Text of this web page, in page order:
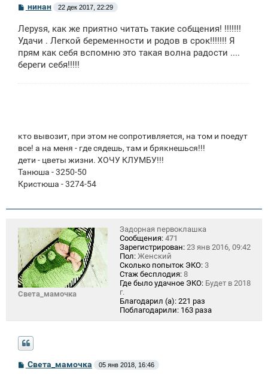
С
о
б
щ
е
н
и
е
нинан 22 дек 2017, 22:29
Лeрysя, как же приятно читать такие собщения! !!!!!!!
Удачи . Легкой беременности и родов в срок!!!!!!! Я
прям как себя вспомню это такая волна радости ....
береги себя!!!!!
кто вывозит, при этом не сопротивляется, на том и поедут
все! а на меня - где сядешь, там и брякнешься!!!
дети - цветы жизни. ХОЧУ КЛУМБУ!!!
Танюша - 3250-50
Кристюша - 3274-54
Света_мамочка
Задорная первоклашка
Сообщения: 471
Зарегистрирован: 23 янв 2016, 09:42
Пол: Женский
Сколько попыток ЭКО: 3
Стаж бесплодия: 8
Где было удачное ЭКО: Будет в 2018
г.
Благодарил (а): 221 раз
Поблагодарили: 163 раза
С
о
Света_мамочка 05 янв 2018, 16:46